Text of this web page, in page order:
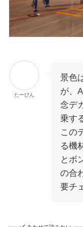
たーびん
景色
が、
念デ
乗す
この
る機
とボ
の合
要チ